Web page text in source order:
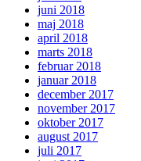
juni 2018
maj 2018
april 2018
marts 2018
februar 2018
januar 2018
december 2017
november 2017
oktober 2017
august 2017
juli 2017